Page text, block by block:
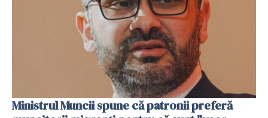
Ministrul Muncii spune că patronii preferă